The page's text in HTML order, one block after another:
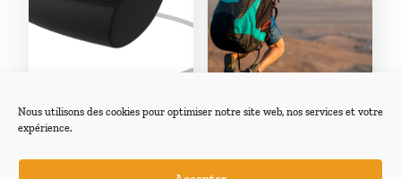
Nous utilisons des cookies pour optimiser notre site web, nos services et votre
expérience.
Niviuk APAIR
protection
Cette sellette réversible